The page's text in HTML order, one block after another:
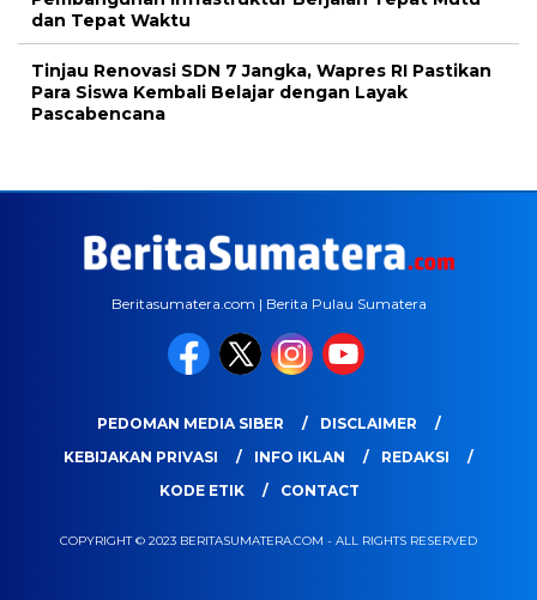
dan Tepat Waktu
Tinjau Renovasi SDN 7 Jangka, Wapres RI Pastikan
Para Siswa Kembali Belajar dengan Layak
Pascabencana
Beritasumatera.com | Berita Pulau Sumatera
PEDOMAN MEDIA SIBER
DISCLAIMER
KEBIJAKAN PRIVASI
INFO IKLAN
REDAKSI
KODE ETIK
CONTACT
COPYRIGHT © 2023 BERITASUMATERA.COM - ALL RIGHTS RESERVED